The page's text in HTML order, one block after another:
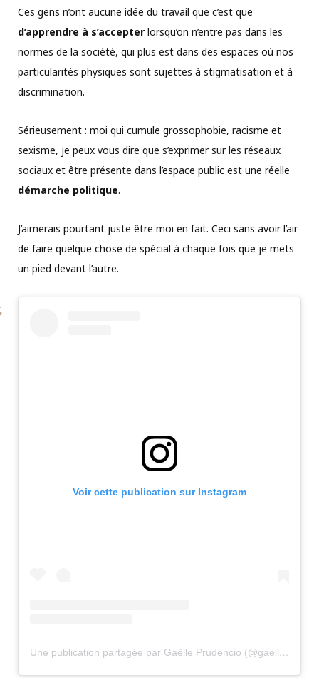
Ces gens n’ont aucune idée du travail que c’est que
d’apprendre à s’accepter lorsqu’on n’entre pas dans les
normes de la société, qui plus est dans des espaces où nos
particularités physiques sont sujettes à stigmatisation et à
discrimination.
Sérieusement : moi qui cumule grossophobie, racisme et
sexisme, je peux vous dire que s’exprimer sur les réseaux
sociaux et être présente dans l’espace public est une réelle
démarche politique.
J’aimerais pourtant juste être moi en fait. Ceci sans avoir l’air
de faire quelque chose de spécial à chaque fois que je mets
un pied devant l’autre.
Voir cette publication sur Instagram
Une publication partagée par Gaëlle Prudencio (@gaelleprudencio)